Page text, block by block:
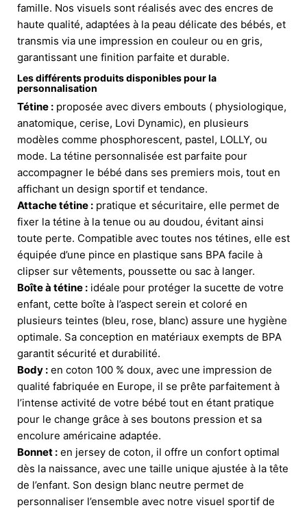
famille. Nos visuels sont réalisés avec des encres de
haute qualité, adaptées à la peau délicate des bébés, et
transmis via une impression en couleur ou en gris,
garantissant une finition parfaite et durable.
Les différents produits disponibles pour la
personnalisation
Tétine : proposée avec divers embouts ( physiologique,
anatomique, cerise, Lovi Dynamic), en plusieurs
modèles comme phosphorescent, pastel, LOLLY, ou
mode. La tétine personnalisée est parfaite pour
accompagner le bébé dans ses premiers mois, tout en
affichant un design sportif et tendance.
Attache tétine : pratique et sécuritaire, elle permet de
fixer la tétine à la tenue ou au doudou, évitant ainsi
toute perte. Compatible avec toutes nos tétines, elle est
équipée d’une pince en plastique sans BPA facile à
clipser sur vêtements, poussette ou sac à langer.
Boîte à tétine : idéale pour protéger la sucette de votre
enfant, cette boîte à l’aspect serein et coloré en
plusieurs teintes (bleu, rose, blanc) assure une hygiène
optimale. Sa conception en matériaux exempts de BPA
garantit sécurité et durabilité.
Body : en coton 100 % doux, avec une impression de
qualité fabriquée en Europe, il se prête parfaitement à
l’intense activité de votre bébé tout en étant pratique
pour le change grâce à ses boutons pression et sa
encolure américaine adaptée.
Bonnet : en jersey de coton, il offre un confort optimal
dès la naissance, avec une taille unique ajustée à la tête
de l’enfant. Son design blanc neutre permet de
personnaliser l’ensemble avec notre visuel sportif de